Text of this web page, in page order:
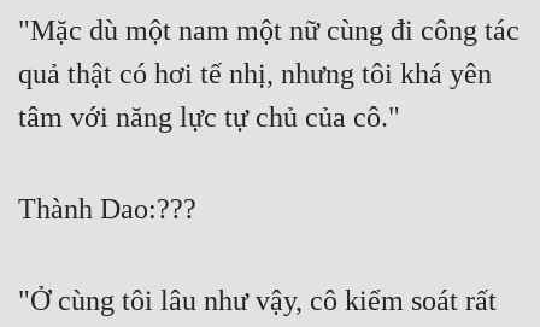
Phương Tây
Phản Phái
Quân Sự
Sắc
"Mặc dù một nam một nữ cùng đi công tác
quả thật có hơi tế nhị, nhưng tôi khá yên
tâm với năng lực tự chủ của cô."
Thành Dao:???
"Ở cùng tôi lâu như vậy, cô kiểm soát rất